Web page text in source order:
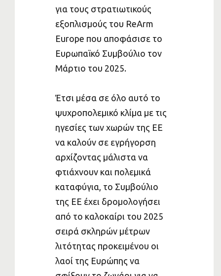
για τους στρατιωτικούς
εξοπλισμούς του ReArm
Europe που αποφάσισε το
Ευρωπαϊκό Συμβούλιο τον
Μάρτιο του 2025.
Έτσι μέσα σε όλο αυτό το
ψυχροπολεμικό κλίμα με τις
ηγεσίες των χωρών της ΕΕ
να καλούν σε εγρήγορση
αρχίζοντας μάλιστα να
φτιάχνουν και πολεμικά
καταφύγια, το Συμβούλιο
της ΕΕ έχει δρομολογήσει
από το καλοκαίρι του 2025
σειρά σκληρών μέτρων
λιτότητας προκειμένου οι
λαοί της Ευρώπης να